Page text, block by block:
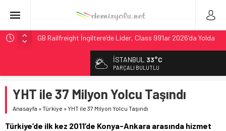
GB Railfreight İngiltere’de Lider, Class 99’lar 2026’da Yolda
İngiltere Demiryolunda Tarihi Entegrasyon: GBR Anglia
Malezya Havayolları, TGV ile 28 Fransız Şehrine Tek Bilet
ÖBB ve RFI’dan Brenner’da 15 Günlük Bakım: Tren Seferleri
İSTANBUL 33°C
PARÇALI BULUTLU
YHT ile 37 Milyon Yolcu Taşındı
Anasayfa »Türkiye »YHT ile 37 Milyon Yolcu Taşındı
Türkiye’de ilk kez 2011’de Konya-Ankara arasında hizmet